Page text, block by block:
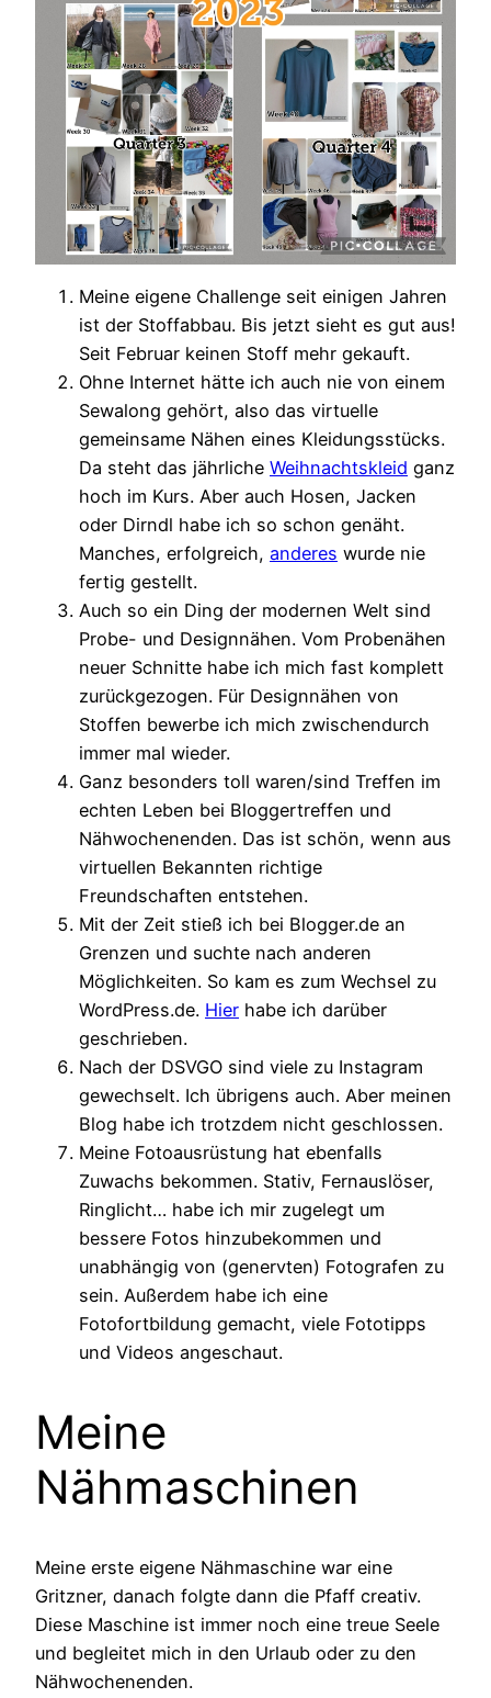
Meine eigene Challenge seit einigen Jahren
ist der Stoffabbau. Bis jetzt sieht es gut aus!
Seit Februar keinen Stoff mehr gekauft.
Ohne Internet hätte ich auch nie von einem
Sewalong gehört, also das virtuelle
gemeinsame Nähen eines Kleidungsstücks.
Da steht das jährliche Weihnachtskleid ganz
hoch im Kurs. Aber auch Hosen, Jacken
oder Dirndl habe ich so schon genäht.
Manches, erfolgreich, anderes wurde nie
fertig gestellt.
Auch so ein Ding der modernen Welt sind
Probe- und Designnähen. Vom Probenähen
neuer Schnitte habe ich mich fast komplett
zurückgezogen. Für Designnähen von
Stoffen bewerbe ich mich zwischendurch
immer mal wieder.
Ganz besonders toll waren/sind Treffen im
echten Leben bei Bloggertreffen und
Nähwochenenden. Das ist schön, wenn aus
virtuellen Bekannten richtige
Freundschaften entstehen.
Mit der Zeit stieß ich bei Blogger.de an
Grenzen und suchte nach anderen
Möglichkeiten. So kam es zum Wechsel zu
WordPress.de. Hier habe ich darüber
geschrieben.
Nach der DSVGO sind viele zu Instagram
gewechselt. Ich übrigens auch. Aber meinen
Blog habe ich trotzdem nicht geschlossen.
Meine Fotoausrüstung hat ebenfalls
Zuwachs bekommen. Stativ, Fernauslöser,
Ringlicht… habe ich mir zugelegt um
bessere Fotos hinzubekommen und
unabhängig von (genervten) Fotografen zu
sein. Außerdem habe ich eine
Fotofortbildung gemacht, viele Fototipps
und Videos angeschaut.
Meine
Nähmaschinen
Meine erste eigene Nähmaschine war eine
Gritzner, danach folgte dann die Pfaff creativ.
Diese Maschine ist immer noch eine treue Seele
und begleitet mich in den Urlaub oder zu den
Nähwochenenden.